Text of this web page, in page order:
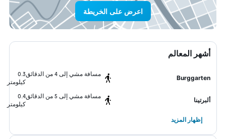
اعرض على الخريطة
أشهر المعالم
Burggarten
مسافة مشي إلى 4 من الدقائق
0.3
كيلومتر
ألبرتينا
مسافة مشي إلى 5 من الدقائق
0.4
كيلومتر
إظهار المزيد